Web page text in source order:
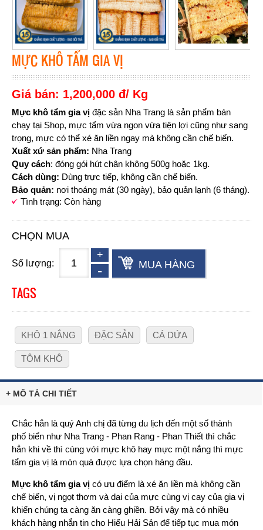
MỰC KHÔ TẨM GIA VỊ
Giá bán: 1,200,000 đ/ Kg
Mực khô tẩm gia vị đặc sản Nha Trang là sản phẩm bán
chạy tại Shop, mực tẩm vừa ngon vừa tiện lợi cũng như sang
trọng, mực có thể xé ăn liền ngay mà không cần chế biến.
Xuất xứ sản phẩm: Nha Trang
Quy cách: đóng gói hút chân không 500g hoặc 1kg.
Cách dùng: Dùng trực tiếp, không cần chế biến.
Bảo quản: nơi thoáng mát (30 ngày), bảo quản lạnh (6 tháng).
Tình trạng: Còn hàng
CHỌN MUA
Số lượng: MUA HÀNG
TAGS
KHÔ 1 NẮNG ĐẶC SẢN CÁ DỨA
TÔM KHÔ
+ MÔ TẢ CHI TIẾT
Chắc hẳn là quý Anh chị đã từng du lịch đến một số thành
phố biển như Nha Trang - Phan Rang - Phan Thiết thì chắc
hẳn khi về thì cùng với mực khô hay mực một nắng thì mực
tẩm gia vị là món quà được lựa chọn hàng đầu.
Mực khô tẩm gia vị có ưu điểm là xé ăn liền mà không cần
chế biến, vị ngọt thơm và dai của mực cùng vị cay của gia vị
khiến chúng ta càng ăn càng ghiền. Bởi vậy mà có nhiều
khách hàng nhắn tin cho Hiếu Hải Sản để tiếp tục mua món